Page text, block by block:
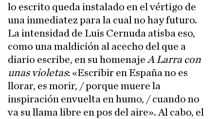
lo escrito queda instalado en el vértigo de
una inmediatez para la cual no hay futuro.
La intensidad de Luis Cernuda atisba eso,
como una maldición al acecho del que a
diario escribe, en su homenaje A Larra con
unas violetas: «Escribir en España no es
llorar, es morir, / porque muere la
inspiración envuelta en humo, / cuando no
va su llama libre en pos del aire». Al cabo, el